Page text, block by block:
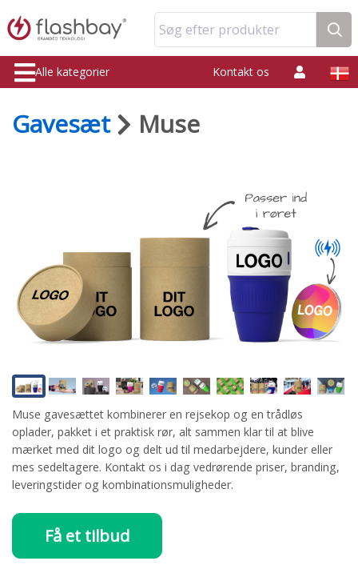
Søg efter produkter
Alle kategorier Kontakt os
Gavesæt Muse
Muse gavesættet kombinerer en rejsekop og en trådløs
oplader, pakket i et praktisk rør, alt sammen klar til at blive
mærket med dit logo og delt ud til medarbejdere, kunder eller
mes sedeltagere. Kontakt os i dag vedrørende priser, branding,
leveringstider og kombinationsmuligheder.
Få et tilbud